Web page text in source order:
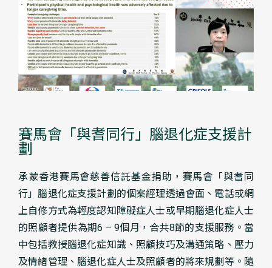
賽馬會「與耆同行」腦退化症支援計
劃
承蒙香港賽馬會慈善信託基金捐助，賽馬會「與耆同
行」腦退化症支援計劃的個案經理透過會面、電話或網
上自修方式為輕度認知障礙症人士或早期腦退化症人士
的照顧者提供為期6 – 9個月，合共8節的支援服務。當
中包括教授腦退化症知識、照顧技巧及溝通策略、壓力
及情緒管理、腦退化症人士及照顧者的將來規劃等。隨